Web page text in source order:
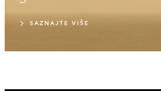
SAZNAJTE VIŠE